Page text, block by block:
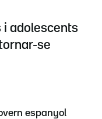
i adolescents
se
espanyol